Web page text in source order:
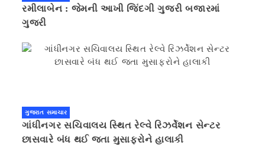
રમીલાબેન : જેમની આખી જિંદગી ગુજરી બજારમાં
ગુજરી
ગુજરાત સમાચાર
ગાંધીનગર સચિવાલય સ્થિત રેલ્વે રિઝર્વેશન સેન્ટર
છાસવારે બંધ થઈ જતા મુસાફરોને હાલાકી